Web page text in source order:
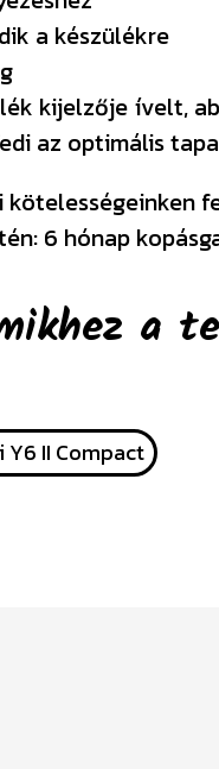
a készülékre
kijelzője ívelt,
az optimális
kötelességeinken
6 hónap
a
Y6 II Compact